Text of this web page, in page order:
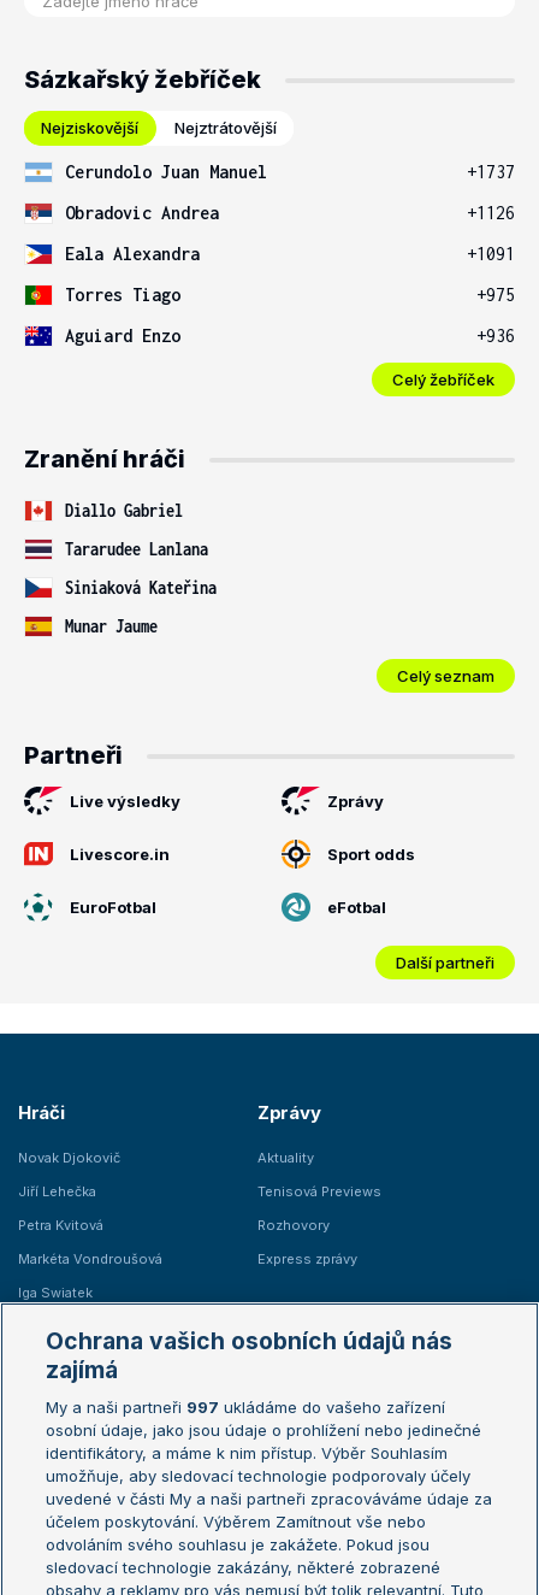
Sázkařský žebříček
Nejziskovější Nejztrátovější
Cerundolo Juan Manuel
+1737
Obradovic Andrea
+1126
Eala Alexandra
+1091
Torres Tiago
+975
Aguiard Enzo
+936
Celý žebříček
Zranění hráči
Diallo Gabriel
Tararudee Lanlana
Siniaková Kateřina
Munar Jaume
Celý seznam
Partneři
Live výsledky Zprávy
Livescore.in Sport odds
EuroFotbal eFotbal
Další partneři
Hráči
Novak Djokovič
Jiří Lehečka
Petra Kvitová
Markéta Vondroušová
Iga Swiatek
Zprávy
Aktuality
Tenisová Previews
Rozhovory
Express zprávy
Žebříčky
Žebříček ATP (muži)
Žebříček WTA (ženy)
Sázkařský žebříček
Australian Open
French Open
Wimbledon
US Open
Turnaj mistrů
Turnaj mistryň
Ochrana vašich osobních údajů nás
zajímá
My a naši partneři 997 ukládáme do vašeho zařízení
osobní údaje, jako jsou údaje o prohlížení nebo jedinečné
identifikátory, a máme k nim přístup. Výběr Souhlasím
umožňuje, aby sledovací technologie podporovaly účely
uvedené v části My a naši partneři zpracováváme údaje za
účelem poskytování. Výběrem Zamítnout vše nebo
odvoláním svého souhlasu je zakážete. Pokud jsou
sledovací technologie zakázány, některé zobrazené
obsahy a reklamy pro vás nemusí být tolik relevantní. Tuto